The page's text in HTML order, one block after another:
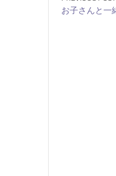
稿
お子さんと一